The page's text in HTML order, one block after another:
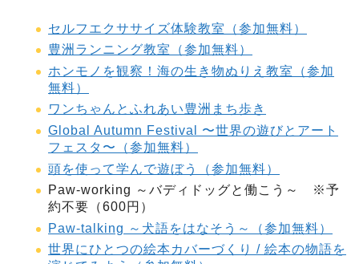
セルフエクササイズ体験教室（参加無料）
豊洲ランニング教室（参加無料）
ホンモノを観察！海の生き物ぬりえ教室（参加
無料）
ワンちゃんとふれあい豊洲まち歩き
Global Autumn Festival 〜世界の遊びとアート
フェスタ〜（参加無料）
頭を使って学んで遊ぼう（参加無料）
Paw-working ～バディドッグと働こう～ ※予
約不要（600円）
Paw-talking ～犬語をはなそう～（参加無料）
世界にひとつの絵本カバーづくり / 絵本の物語を